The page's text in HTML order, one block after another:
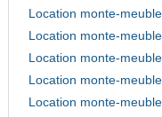
Location monte-
Location monte-
Location monte-
Location monte-
Location monte-